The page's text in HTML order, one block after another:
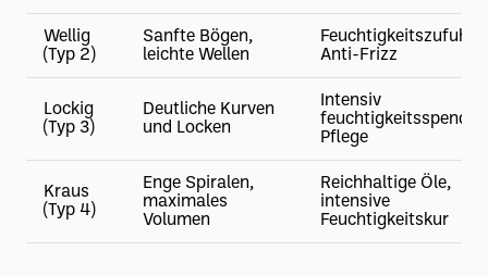
Wellig
(Typ 2)
Sanfte Bögen,
leichte Wellen
Feuchtigkeitszufuhr,
Anti-Frizz
Lockig
(Typ 3)
Deutliche Kurven
und Locken
Intensiv
Pflege
Kraus
(Typ 4)
Enge Spiralen,
maximales
Volumen
Reichhaltige Öle,
intensive
Feuchtigkeitskur